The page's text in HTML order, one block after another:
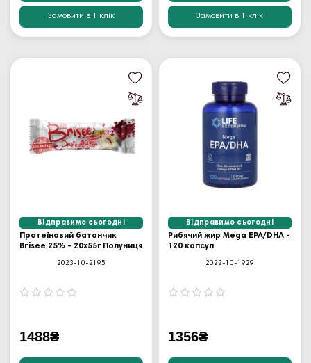
Замовити в 1 клік Замовити в 1 клік
Відправимо сьогодні
Протеїновий батончик
Brisee 25% - 20х55г Полуниця
2023-10-2195
1488₴
Відправимо сьогодні
Рибячий жир Mega EPA/DHA -
120 капсул
2022-10-1929
1356₴